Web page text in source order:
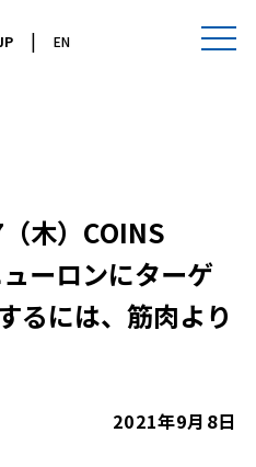
| EN
木）COINS
ーロンにターゲ
るには、筋肉より
2021年9月8日